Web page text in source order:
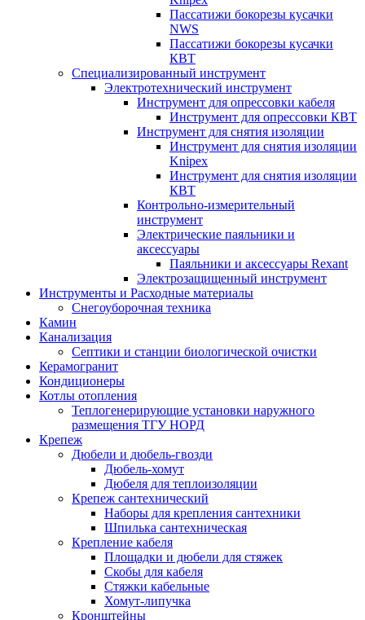
Пассатижи бокорезы кусачки
NWS
Пассатижи бокорезы кусачки
КВТ
Специализированный инструмент
Электротехнический инструмент
Инструмент для опрессовки кабеля
Инструмент для опрессовки КВТ
Инструмент для снятия изоляции
Инструмент для снятия изоляции
Knipex
Инструмент для снятия изоляции
КВТ
Контрольно-измерительный
инструмент
Электрические паяльники и
аксессуары
Паяльники и аксессуары Rexant
Электрозащищенный инструмент
Инструменты и Расходные материалы
Снегоуборочная техника
Камин
Канализация
Септики и станции биологической очистки
Керамогранит
Кондиционеры
Котлы отопления
Теплогенерирующие установки наружного
размещения ТГУ НОРД
Крепеж
Дюбели и дюбель-гвозди
Дюбель-хомут
Дюбеля для теплоизоляции
Крепеж сантехнический
Наборы для крепления сантехники
Шпилька сантехническая
Крепление кабеля
Площадки и дюбели для стяжек
Скобы для кабеля
Стяжки кабельные
Хомут-липучка
Кронштейны